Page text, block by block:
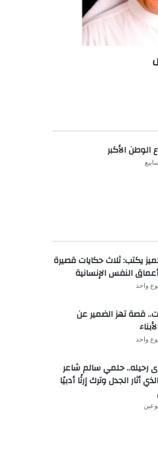
الأكبر
يكتب: ثلاث حكايات قصيرة
النفس الإنسانية
واحد
قصة تهز الضمير عن
واحد
رحيله.. حلمي سالم شاعر
أثار الجدل وترك إرثًا أدبيًا